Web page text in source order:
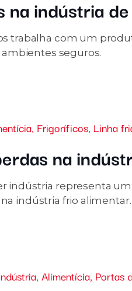
na indústria
trabalha com um
seguros.
, Frigoríficos, Linha
na
indústria representa
indústria frio alimentar.
, Alimentícia, Portas